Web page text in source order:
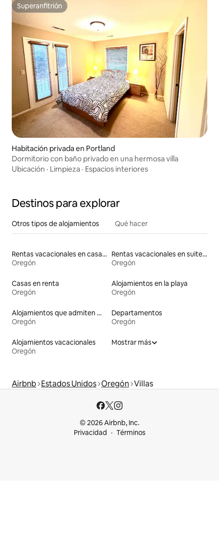
Superanfitrión
Superanfitrión
Habitación privada en Portland
Dormitorio con baño privado en una hermosa villa
Ubicación · Limpieza · Espacios interiores
Destinos para explorar
Otros tipos de alojamientos Qué hacer
Rentas vacacionales en casas con inodoro de altura accesible
Oregón
Rentas vacacionales en suites privadas
Oregón
Casas en renta
Oregón
Alojamientos en la playa
Oregón
Alojamientos que admiten mascotas
Oregón
Departamentos
Oregón
Alojamientos vacacionales
Oregón
Mostrar más
Airbnb Estados Unidos Oregón Villas
© 2026 Airbnb, Inc.
Privacidad
Términos